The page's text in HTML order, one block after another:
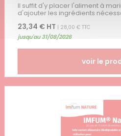
Il suffit d'y placer l'aliment à
d'ajouter les ingrédients
23,34 € HT | 28,00 € TTC
jusqu'au 31/08/2026
voir le